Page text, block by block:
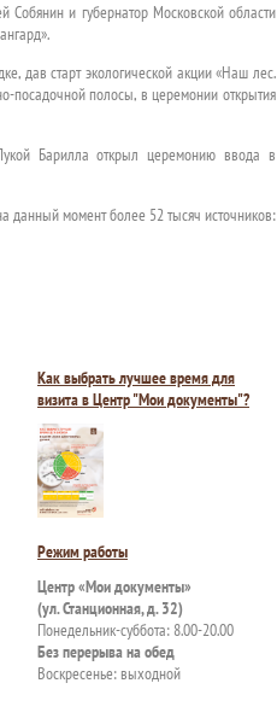
и губернатор Московской области
дав старт экологической акции «Наш лес.
посадочной полосы, в церемонии открытия
Барилла открыл церемонию ввода в
данный момент более 52 тысяч источников:
Как выбрать лучшее время для
визита в Центр "Мои документы"?
Режим работы
Центр «Мои документы»
(ул. Станционная, д. 32)
Понедельник-суббота: 8.00-20.00
Без перерыва на обед
Воскресенье: выходной